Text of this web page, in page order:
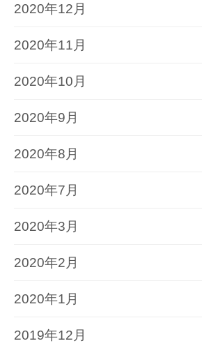
2020年12月
2020年11月
2020年10月
2020年9月
2020年8月
2020年7月
2020年3月
2020年2月
2020年1月
2019年12月